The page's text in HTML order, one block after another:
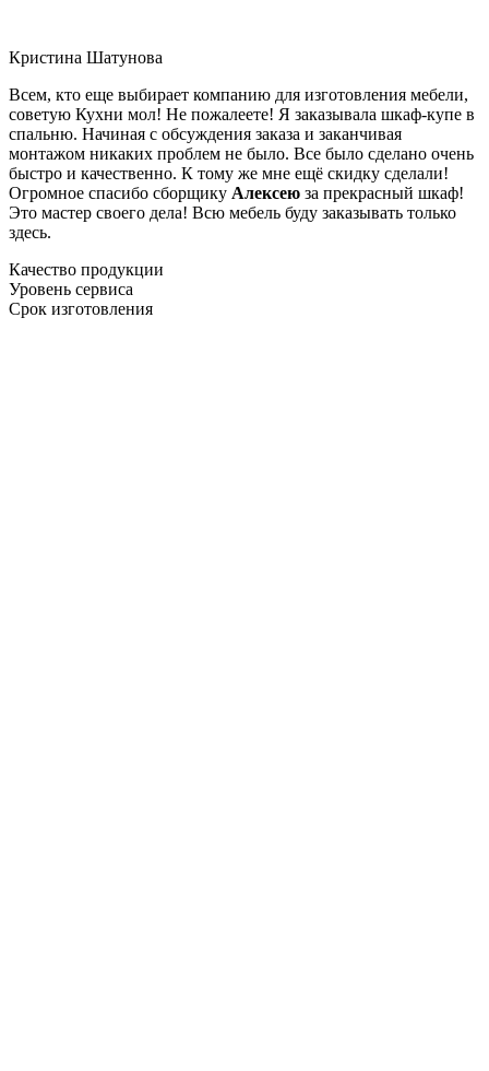
Кристина Шатунова
Всем, кто еще выбирает компанию для изготовления мебели,
советую Кухни мол! Не пожалеете! Я заказывала шкаф-купе в
спальню. Начиная с обсуждения заказа и заканчивая
монтажом никаких проблем не было. Все было сделано очень
быстро и качественно. К тому же мне ещё скидку сделали!
Огромное спасибо сборщику Алексею за прекрасный шкаф!
Это мастер своего дела! Всю мебель буду заказывать только
здесь.
Качество продукции
Уровень сервиса
Срок изготовления